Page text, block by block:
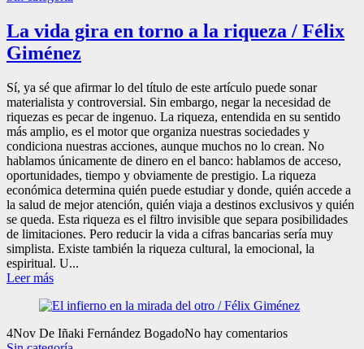
La vida gira en torno a la riqueza / Félix
Giménez
Sí, ya sé que afirmar lo del título de este artículo puede sonar
materialista y controversial. Sin embargo, negar la necesidad de
riquezas es pecar de ingenuo. La riqueza, entendida en su sentido
más amplio, es el motor que organiza nuestras sociedades y
condiciona nuestras acciones, aunque muchos no lo crean. No
hablamos únicamente de dinero en el banco: hablamos de acceso,
oportunidades, tiempo y obviamente de prestigio. La riqueza
económica determina quién puede estudiar y donde, quién accede a
la salud de mejor atención, quién viaja a destinos exclusivos y quién
se queda. Esta riqueza es el filtro invisible que separa posibilidades
de limitaciones. Pero reducir la vida a cifras bancarias sería muy
simplista. Existe también la riqueza cultural, la emocional, la
espiritual. U...
Leer más
4Nov De Iñaki Fernández BogadoNo hay comentarios